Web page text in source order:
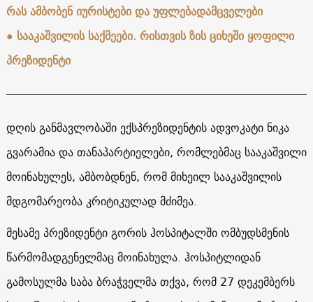
რას ამბობენ იურისტები და უფლებადამცველები
● სააკაშვილის საქმეები. რისთვის ზის ციხეში ყოფილი
პრეზიდენტი
დღის განმავლობაში ექსპრეზიდენტის ადვოკატი ნიკა
გვარამია და თანაპარტიელები, რომლებმაც სააკაშვილი
მოინახულეს, ამბობდნენ, რომ მიხეილ სააკაშვილის
მდგომარეობა კრიტიკულად მძიმეა.
მესამე პრეზიდენტი გორის ჰოსპიტალში ომბუდსმენის
წარმომადგენელმაც მოინახულა. ჰოსპიტლიდან
გამოსულმა საბა ბრაჭველმა თქვა, რომ 27 დეკემბერს